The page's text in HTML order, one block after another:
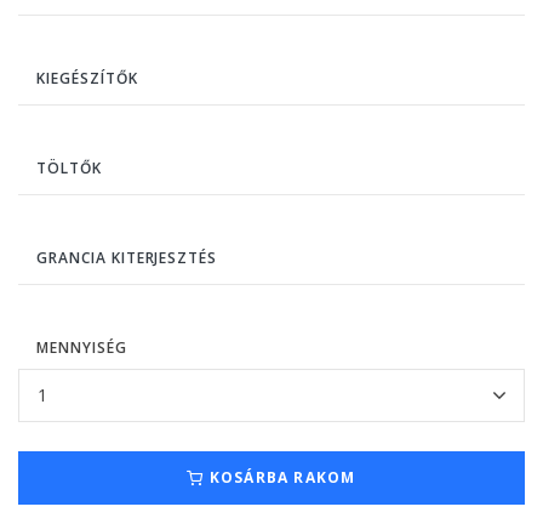
KIEGÉSZÍTŐK
TÖLTŐK
GRANCIA KITERJESZTÉS
MENNYISÉG
KOSÁRBA RAKOM